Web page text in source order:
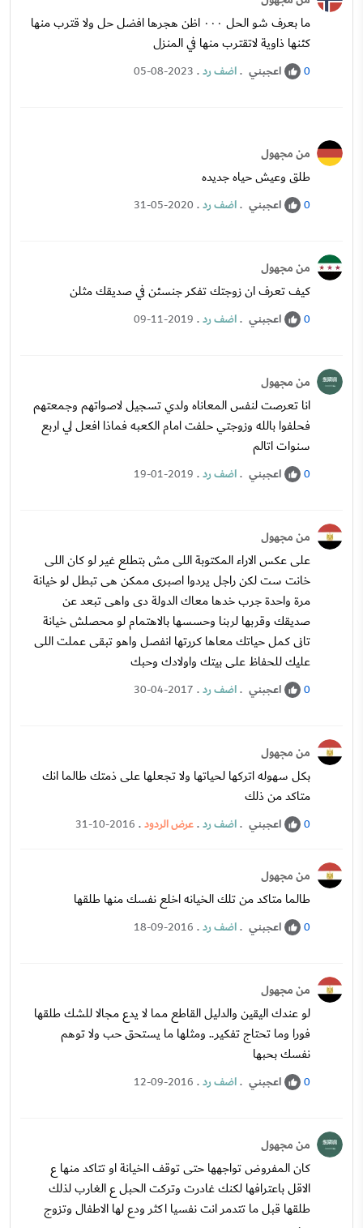
ما بعرف شو الحل ٠٠٠ اظن هجرها افضل حل ولا قترب منها
كئنها ذاوية لاتقترب منها في المنزل
0 اعجبني .اضف رد.
05-08-2023
من مجهول
طلق وعيش حياه جديده
0 اعجبني .اضف رد.
31-05-2020
من مجهول
كيف تعرف ان زوجتك تفكر جنسئن في صديقك مثلن
0 اعجبني .اضف رد.
09-11-2019
من مجهول
انا تعرصت لنفس المعاناه ولدي تسجيل لاصواتهم وجمعتهم
فحلفوا بالله وزوجتي حلفت امام الكعبه فماذا افعل لي اربع
سنوات اتالم
0 اعجبني .اضف رد.
19-01-2019
من مجهول
على عكس الاراء المكتوبة اللى مش بتطلع غير لو كان اللى
خانت ست لكن راجل يردوا اصبرى ممكن هى تبطل لو خيانة
مرة واحدة جرب خدها معاك الدولة دى واهى تبعد عن
صديقك وقربها لربنا وحسسها بالاهتمام لو محصلش خيانة
تانى كمل حياتك معاها كررتها انفصل واهو تبقى عملت اللى
عليك للحفاظ على بيتك واولادك وحبك
0 اعجبني .اضف رد.
30-04-2017
من مجهول
بكل سهوله اتركها لحياتها ولا تجعلها على ذمتك طالما انك
متاكد من ذلك
0 اعجبني .اضف رد.عرض الردود.
31-10-2016
من مجهول
طالما متاكد من تلك الخيانه اخلع نفسك منها طلقها
0 اعجبني .اضف رد.
18-09-2016
من مجهول
لو عندك اليقين والدليل القاطع مما لا يدع مجالا للشك طلقها
فورا وما تحتاج تفكير.. ومثلها ما يستحق حب ولا توهم
نفسك بحبها
0 اعجبني .اضف رد.
12-09-2016
من مجهول
كان المفروض تواجهها حتى توقف ااخيانة او تتاكد منها ع
الاقل باعترافها لكنك غادرت وتركت الحبل ع الغارب لذلك
طلقها قبل ما تتدمر انت نفسيا اكثر ودع لها الاطفال وتزوج